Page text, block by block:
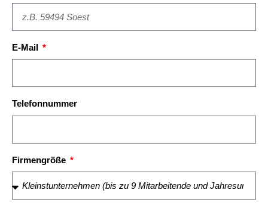
E-Mail
Telefonnummer
Firmengröße